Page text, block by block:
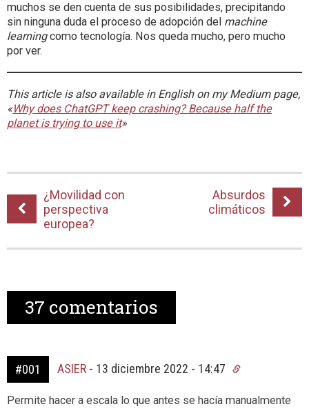
muchos se den cuenta de sus posibilidades, precipitando
sin ninguna duda el proceso de adopción del machine
learningcomo tecnología. Nos queda mucho, pero mucho
por ver.
This article is also available in English on my Medium page,
«Why does ChatGPT keep crashing? Because half the
planet is trying to use it»
¿Movilidad con
perspectiva
europea?
Absurdos
climáticos
37 comentarios
#001 ASIER - 13 diciembre 2022 - 14:47
Permite hacer a escala lo que antes se hacía manualmente